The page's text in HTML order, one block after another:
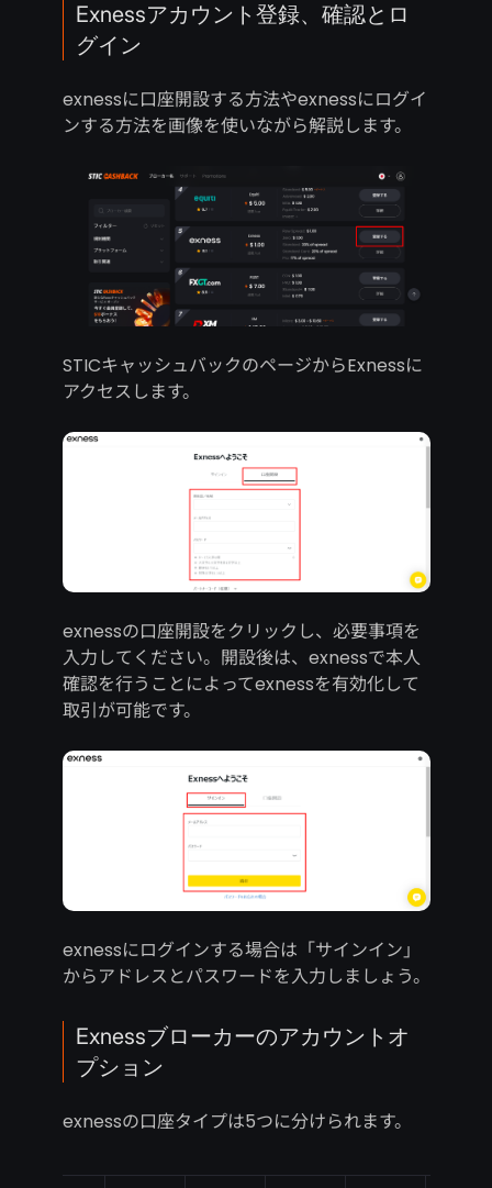
Exnessアカウント登録、確認とロ
グイン
exnessに口座開設する方法やexnessにログイ
ンする方法を画像を使いながら解説します。
STICキャッシュバックのページからExnessに
アクセスします。
exnessの口座開設をクリックし、必要事項を
入力してください。開設後は、exnessで本人
確認を行うことによってexnessを有効化して
取引が可能です。
exnessにログインする場合は「サインイン」
からアドレスとパスワードを入力しましょう。
Exnessブローカーのアカウントオ
プション
exnessの口座タイプは5つに分けられます。